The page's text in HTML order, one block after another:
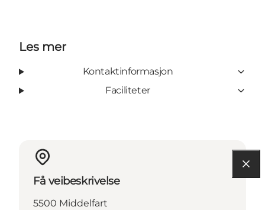
Les mer
Kontaktinformasjon
Faciliteter
Få veibeskrivelse
5500 Middelfart